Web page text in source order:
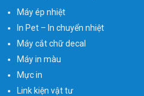
Máy ép nhiệt
In Pet – In chuyển nhiệt
Máy cắt chữ decal
Máy in màu
Mực in
Link kiện vật tư